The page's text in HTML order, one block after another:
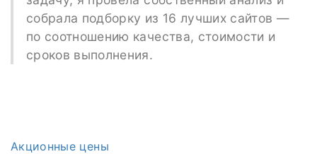
собрала подборку из 16 лучших сайтов —
по соотношению качества, стоимости и
сроков выполнения.
Акционные цены